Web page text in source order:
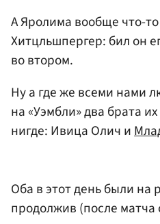
А Яролима вообще что-
Хитцльшпергер: бил он
во втором.
Ну а где же всеми нами
на «Уэмбли» два брата
нигде: Ивица Олич и
Оба в этот день были на
продолжив (после